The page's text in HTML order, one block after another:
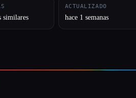
similares
ACTUALIZADO
hace 1 semanas